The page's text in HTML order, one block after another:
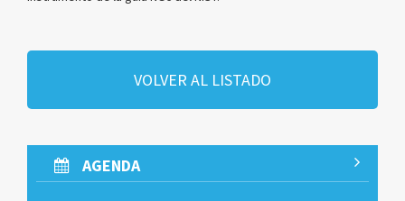
VOLVER AL LISTADO
AGENDA